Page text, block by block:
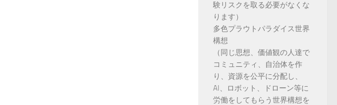
験リスクを取る必要がなくな
ります）
多色プラウトパラダイス世界
構想
（同じ思想、価値観の人達で
コミュニティ、自治体を作
り、資源を公平に分配し、
AI、ロボット、ドローン等に
労働をしてもらう世界構想を